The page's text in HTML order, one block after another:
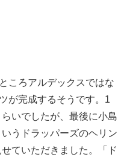
ころアルデックスではな
が完成するそうです。1
いでしたが、最後に小島
うドラッパーズのヘリン
ていただきました。「ド